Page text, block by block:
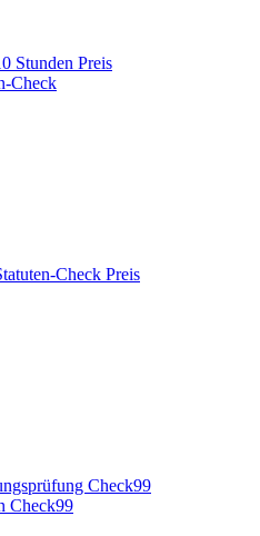
Stunden Preis
Check
Check Preis
Check99
Check99